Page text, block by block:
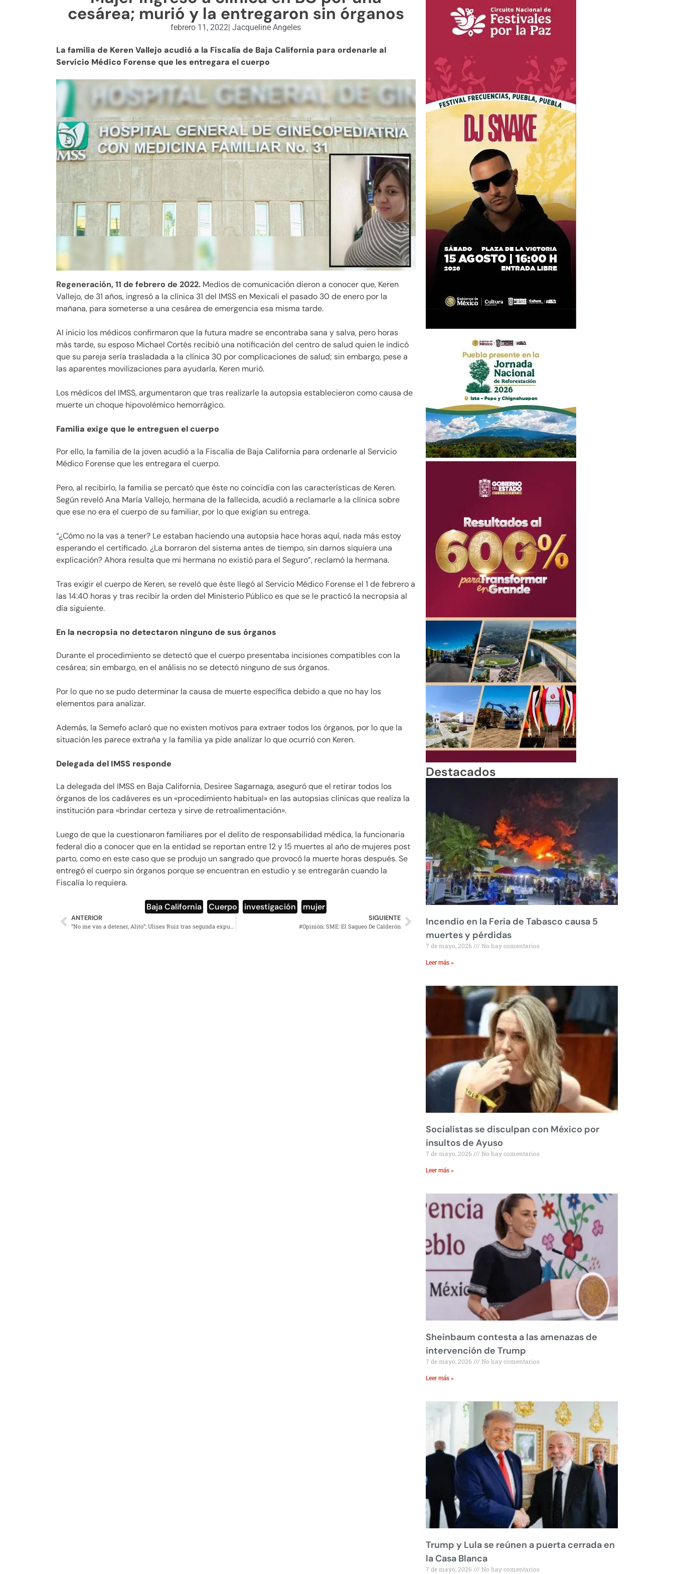
cesárea; murió y la entregaron sin órganos
febrero 11, 2022 Jacqueline Angeles
La familia de Keren Vallejo acudió a la Fiscalía de Baja California para ordenarle al
Servicio Médico Forense que les entregara el cuerpo
Regeneración, 11 de febrero de 2022. Medios de comunicación dieron a conocer que, Keren
Vallejo, de 31 años, ingresó a la clínica 31 del IMSS en Mexicali el pasado 30 de enero por la
mañana, para someterse a una cesárea de emergencia esa misma tarde.
Al inicio los médicos confirmaron que la futura madre se encontraba sana y salva, pero horas
más tarde, su esposo Michael Cortés recibió una notificación del centro de salud quien le indicó
que su pareja sería trasladada a la clínica 30 por complicaciones de salud; sin embargo, pese a
las aparentes movilizaciones para ayudarla, Keren murió.
Los médicos del IMSS, argumentaron que tras realizarle la autopsia establecieron como causa de
muerte un choque hipovolémico hemorrágico.
Familia exige que le entreguen el cuerpo
Por ello, la familia de la joven acudió a la Fiscalía de Baja California para ordenarle al Servicio
Médico Forense que les entregara el cuerpo.
Pero, al recibirlo, la familia se percató que éste no coincidía con las características de Keren.
Según reveló Ana María Vallejo, hermana de la fallecida, acudió a reclamarle a la clínica sobre
que ese no era el cuerpo de su familiar, por lo que exigían su entrega.
“¿Cómo no la vas a tener? Le estaban haciendo una autopsia hace horas aquí, nada más estoy
esperando el certificado. ¿La borraron del sistema antes de tiempo, sin darnos siquiera una
explicación? Ahora resulta que mi hermana no existió para el Seguro”, reclamó la hermana.
Tras exigir el cuerpo de Keren, se reveló que éste llegó al Servicio Médico Forense el 1 de febrero a
las 14:40 horas y tras recibir la orden del Ministerio Público es que se le practicó la necropsia al
día siguiente.
En la necropsia no detectaron ninguno de sus órganos
Durante el procedimiento se detectó que el cuerpo presentaba incisiones compatibles con la
cesárea; sin embargo, en el análisis no se detectó ninguno de sus órganos.
Por lo que no se pudo determinar la causa de muerte específica debido a que no hay los
elementos para analizar.
Además, la Semefo aclaró que no existen motivos para extraer todos los órganos, por lo que la
situación les parece extraña y la familia ya pide analizar lo que ocurrió con Keren.
Delegada del IMSS responde
La delegada del IMSS en Baja California, Desiree Sagarnaga, aseguró que el retirar todos los
órganos de los cadáveres es un «procedimiento habitual» en las autopsias clinicas que realiza la
institución para «brindar certeza y sirve de retroalimentación».
Luego de que la cuestionaron familiares por el delito de responsabilidad médica, la funcionaria
federal dio a conocer que en la entidad se reportan entre 12 y 15 muertes al año de mujeres post
parto, como en este caso que se produjo un sangrado que provocó la muerte horas después. Se
entregó el cuerpo sin órganos porque se encuentran en estudio y se entregarán cuando la
Fiscalía lo requiera.
Baja California Cuerpo investigación mujer
ANTERIOR SIGUIENTE
#Opinión: SME: El Saqueo De Calderón
Destacados
Incendio en la Feria de Tabasco causa 5
muertes y pérdidas
7 de mayo, 2026 No hay comentarios
Leer más »
Socialistas se disculpan con México por
insultos de Ayuso
7 de mayo, 2026 No hay comentarios
Leer más »
Sheinbaum contesta a las amenazas de
intervención de Trump
7 de mayo, 2026 No hay comentarios
Leer más »
Trump y Lula se reúnen a puerta cerrada en
la Casa Blanca
7 de mayo, 2026 No hay comentarios